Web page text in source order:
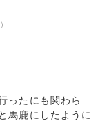
ったにも関わら
馬鹿にしたように